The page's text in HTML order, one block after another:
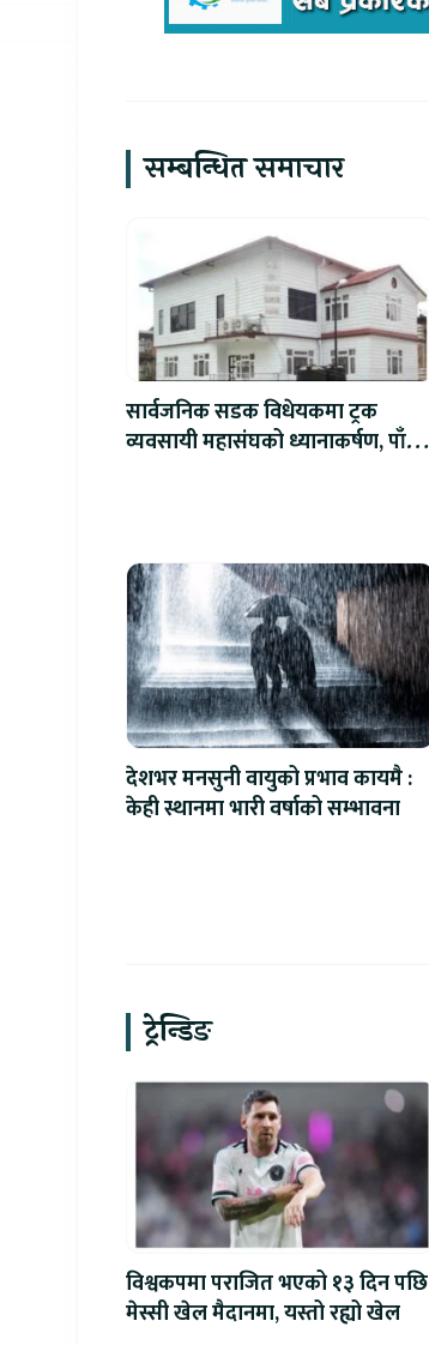
सम्बन्धित समाचार
सार्वजनिक सडक विधेयकमा ट्रक
व्यवसायी महासंघको ध्यानाकर्षण, पाँच
देशभर मनसुनी वायुको प्रभाव कायमै :
केही स्थानमा भारी वर्षाको सम्भावना
ट्रेन्डिङ
विश्वकपमा पराजित भएको १३ दिन पछि
मेस्सी खेल मैदानमा, यस्तो रह्यो खेल